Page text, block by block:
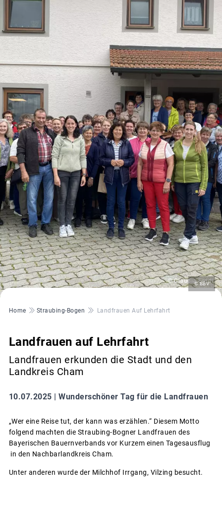
© BBV
© Claudia.Erndl
Pfadnavigation
Home Straubing-Bogen Landfrauen Auf Lehrfahrt
Landfrauen auf Lehrfahrt
Landfrauen erkunden die Stadt und den
Landkreis Cham
10.07.2025 | Wunderschöner Tag für die Landfrauen
„Wer eine Reise tut, der kann was erzählen.“ Diesem Motto
folgend machten die Straubing-Bogner Landfrauen des
Bayerischen Bauernverbands vor Kurzem einen Tagesausflug
in den Nachbarlandkreis Cham.
Unter anderen wurde der Milchhof Irrgang, Vilzing besucht.